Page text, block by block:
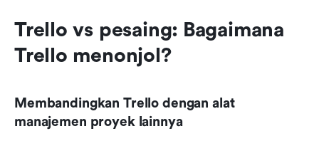
Trello vs pesaing: Bagaimana
Trello menonjol?
Membandingkan Trello dengan alat
manajemen proyek lainnya